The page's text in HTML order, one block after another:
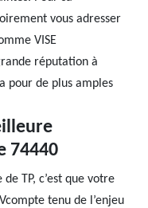
vous adresser
VISE
réputation à
pour de plus amples
74440
TP, c’est que votre
tenu de l’enjeu